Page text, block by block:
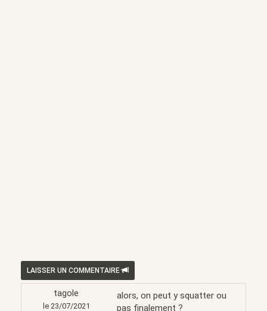
LAISSER UN COMMENTAIRE
tagole
le 23/07/2021
alors, on peut y squatter ou
pas finalement ?